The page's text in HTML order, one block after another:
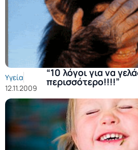
Υγεία
12.11.2009
“10 λόγοι για να
περισσότερο!!!!”